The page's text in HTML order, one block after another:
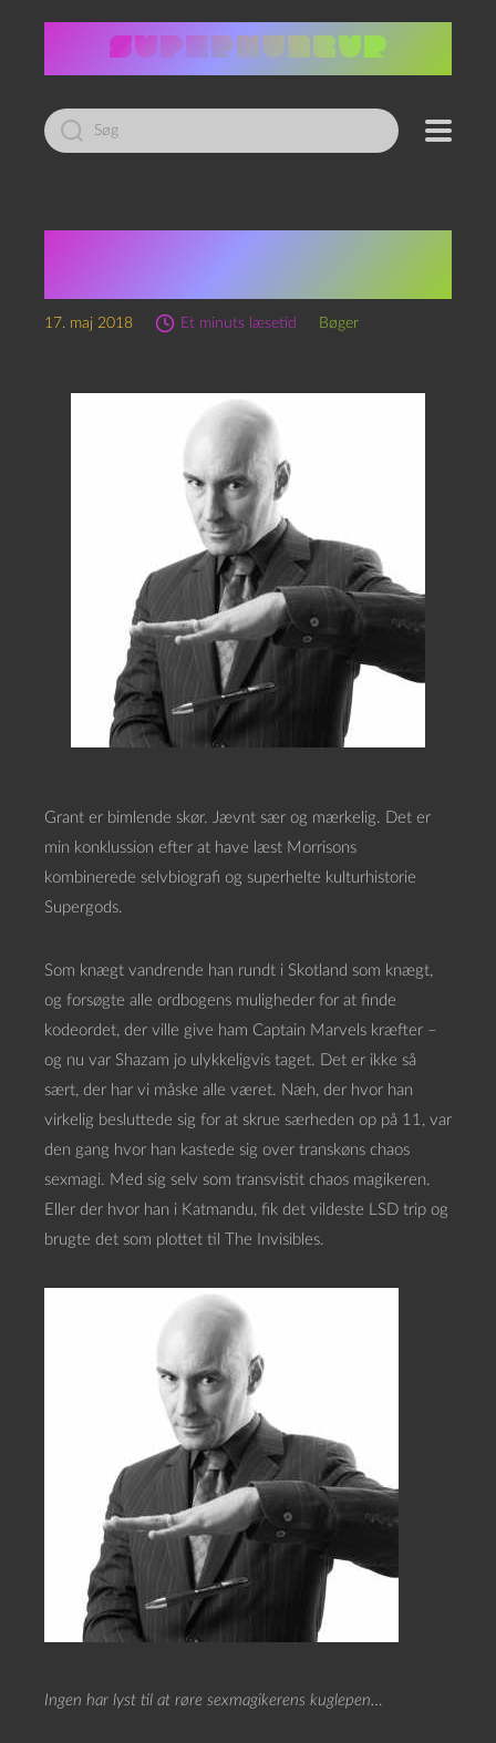
Led
efter:
17. maj 2018 Et minuts læsetid Bøger
Grant er bimlende skør. Jævnt sær og mærkelig. Det er
min konklussion efter at have læst Morrisons
kombinerede selvbiografi og superhelte kulturhistorie
Supergods.
Som knægt vandrende han rundt i Skotland som knægt,
og forsøgte alle ordbogens muligheder for at finde
kodeordet, der ville give ham Captain Marvels kræfter –
og nu var Shazam jo ulykkeligvis taget. Det er ikke så
sært, der har vi måske alle været. Næh, der hvor han
virkelig besluttede sig for at skrue særheden op på 11, var
den gang hvor han kastede sig over transkøns chaos
sexmagi. Med sig selv som transvistit chaos magikeren.
Eller der hvor han i Katmandu, fik det vildeste LSD trip og
brugte det som plottet til The Invisibles.
Ingen har lyst til at røre sexmagikerens kuglepen…